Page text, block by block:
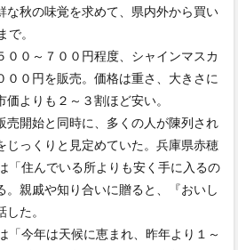
な秋の味覚を求めて、県内外から買い
。
０～７００円程度、シャインマスカ
００円を販売。価格は重さ、大きさに
よりも２～３割ほど安い。
開始と同時に、多くの人が陳列され
じっくりと見定めていた。兵庫県赤穂
「住んでいる所よりも安く手に入るの
。親戚や知り合いに贈ると、『おいし
た。
今年は天候に恵まれ、昨年より１～